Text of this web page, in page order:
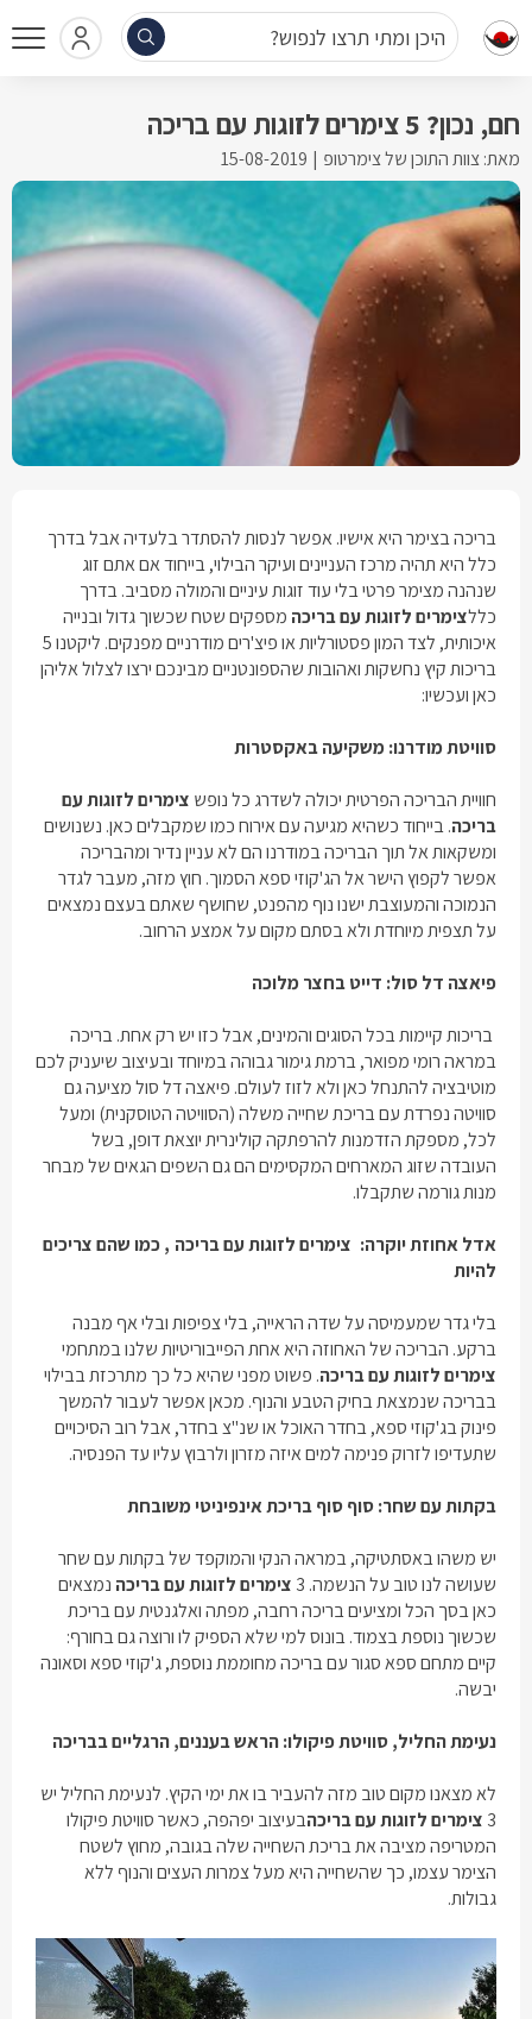
היכן ומתי תרצו לנפוש?
חם, נכון? 5 צימרים לזוגות עם בריכה
מאת: צוות התוכן של צימרטופ 15-08-2019
בריכה בצימר היא אישיו. אפשר לנסות להסתדר בלעדיה אבל בדרך
כלל היא תהיה מרכז העניינים ועיקר הבילוי, בייחוד אם אתם זוג
שנהנה מצימר פרטי בלי עוד זוגות עיניים והמולה מסביב. בדרך
כללצימרים לזוגות עם בריכה מספקים שטח שכשוך גדול ובנייה
איכותית, לצד המון פסטורליות או פיצ'רים מודרניים מפנקים. ליקטנו 5
בריכות קיץ נחשקות ואהובות שהספונטניים מבינכם ירצו לצלול אליהן
כאן ועכשיו:
סוויטת מודרנו: משקיעה באקסטרות
חוויית הבריכה הפרטית יכולה לשדרג כל נופש צימרים לזוגות עם
בריכה. בייחוד כשהיא מגיעה עם אירוח כמו שמקבלים כאן. נשנושים
ומשקאות אל תוך הבריכה במודרנו הם לא עניין נדיר ומהבריכה
אפשר לקפוץ הישר אל הג'קוזי ספא הסמוך. חוץ מזה, מעבר לגדר
הנמוכה והמעוצבת ישנו נוף מהפנט, שחושף שאתם בעצם נמצאים
על תצפית מיוחדת ולא בסתם מקום על אמצע הרחוב.
פיאצה דל סול: דייט בחצר מלוכה
בריכות קיימות בכל הסוגים והמינים, אבל כזו יש רק אחת. בריכה
במראה רומי מפואר, ברמת גימור גבוהה במיוחד ובעיצוב שיעניק לכם
מוטיבציה להתנחל כאן ולא לזוז לעולם. פיאצה דל סול מציעה גם
סוויטה נפרדת עם בריכת שחייה משלה (הסוויטה הטוסקנית) ומעל
לכל, מספקת הזדמנות להרפתקה קולינרית יוצאת דופן, בשל
העובדה שזוג המארחים המקסימים הם גם השפים הגאים של מבחר
מנות גורמה שתקבלו.
אדל אחוזת יוקרה: צימרים לזוגות עם בריכה , כמו שהם צריכים
להיות
בלי גדר שמעמיסה על שדה הראייה, בלי צפיפות ובלי אף מבנה
ברקע. הבריכה של האחוזה היא אחת הפייבוריטיות שלנו במתחמי
צימרים לזוגות עם בריכה. פשוט מפני שהיא כל כך מתרכזת בבילוי
בבריכה שנמצאת בחיק הטבע והנוף. מכאן אפשר לעבור להמשך
פינוק בג'קוזי ספא, בחדר האוכל או שנ"צ בחדר, אבל רוב הסיכויים
שתעדיפו לזרוק פנימה למים איזה מזרון ולרבוץ עליו עד הפנסיה.
בקתות עם שחר: סוף סוף בריכת אינפיניטי משובחת
יש משהו באסתטיקה, במראה הנקי והמוקפד של בקתות עם שחר
שעושה לנו טוב על הנשמה. 3
צימרים לזוגות עם בריכה נמצאים
כאן בסך הכל ומציעים בריכה רחבה, מפתה ואלגנטית עם בריכת
שכשוך נוספת בצמוד. בונוס למי שלא הספיק לו ורוצה גם בחורף:
קיים מתחם ספא סגור עם בריכה מחוממת נוספת, ג'קוזי ספא וסאונה
יבשה.
נעימת החליל, סוויטת פיקולו: הראש בעננים, הרגליים בבריכה
לא מצאנו מקום טוב מזה להעביר בו את ימי הקיץ. לנעימת החליל יש
3 צימרים לזוגות עם בריכהבעיצוב יפהפה, כאשר סוויטת פיקולו
המטריפה מציבה את בריכת השחייה שלה בגובה, מחוץ לשטח
הצימר עצמו, כך שהשחייה היא מעל צמרות העצים והנוף ללא
גבולות.